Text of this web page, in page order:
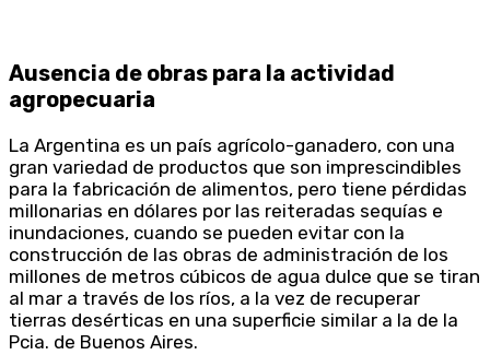
Ausencia de obras para la actividad
agropecuaria
La Argentina es un país agrícolo-ganadero, con una
gran variedad de productos que son imprescindibles
para la fabricación de alimentos, pero tiene pérdidas
millonarias en dólares por las reiteradas sequías e
inundaciones, cuando se pueden evitar con la
construcción de las obras de administración de los
millones de metros cúbicos de agua dulce que se tiran
al mar a través de los ríos, a la vez de recuperar
tierras desérticas en una superficie similar a la de la
Pcia. de Buenos Aires.